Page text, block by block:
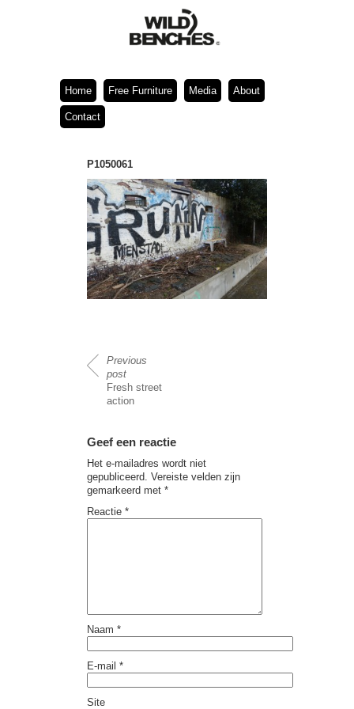
Home Free Furniture Media About
Contact
P1050061
Previous
post
Fresh street
action
Geef een reactie
Het e-mailadres wordt niet
gepubliceerd. Vereiste velden zijn
gemarkeerd met *
Reactie *
Naam *
E-mail *
Site